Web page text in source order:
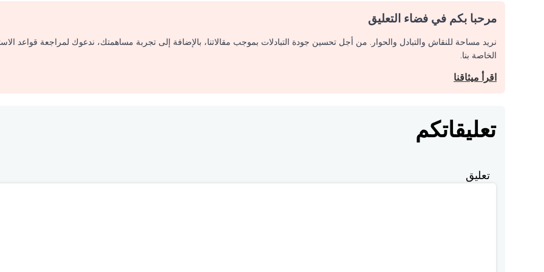
مرحبا بكم في فضاء التعليق
نريد مساحة للنقاش والتبادل والحوار. من أجل تحسين جودة التبادلات بموجب مقالاتنا، بالإضافة إلى تجربة مساهمتك، ندعوك لمراجعة قواعد
الخاصة بنا.
اقرأ ميثاقنا
تعليقاتكم
تعليق